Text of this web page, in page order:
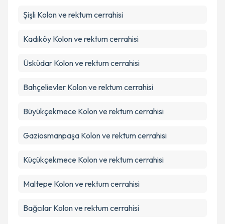
Şişli Kolon ve rektum cerrahisi
Kadıköy Kolon ve rektum cerrahisi
Üsküdar Kolon ve rektum cerrahisi
Bahçelievler Kolon ve rektum cerrahisi
Büyükçekmece Kolon ve rektum cerrahisi
Gaziosmanpaşa Kolon ve rektum cerrahisi
Küçükçekmece Kolon ve rektum cerrahisi
Maltepe Kolon ve rektum cerrahisi
Bağcılar Kolon ve rektum cerrahisi